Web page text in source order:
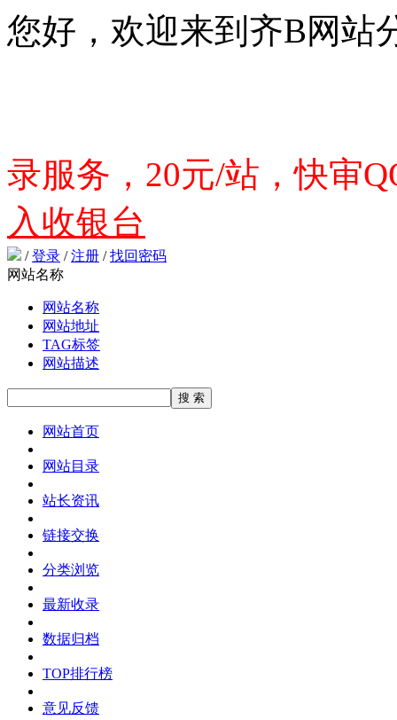
您好，欢迎来到齐B网站
录服务，20元/站，快审
入收银台
/登录 /注册 /找回密码
网站名称
网站名称
网站地址
TAG标签
网站描述
网站首页
网站目录
站长资讯
链接交换
分类浏览
最新收录
数据归档
TOP排行榜
意见反馈